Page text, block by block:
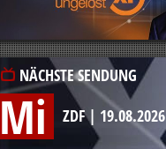
NÄCHSTE SENDUNG
Mi ZDF| 19.08.2026